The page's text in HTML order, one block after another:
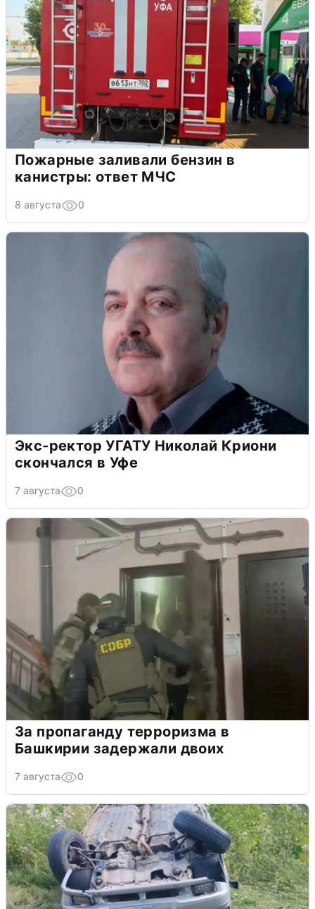
Пожарные заливали бензин в
канистры: ответ МЧС
8 августа 0
Экс-ректор УГАТУ Николай Криони
скончался в Уфе
7 августа 0
За пропаганду терроризма в
Башкирии задержали двоих
7 августа 0